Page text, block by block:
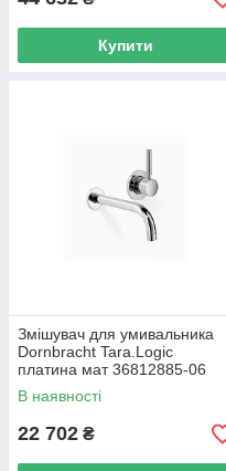
Купити
Змішувач для умивальника
Dornbracht Tara.Logic
платина мат 36812885-06
В наявності
22 702 ₴